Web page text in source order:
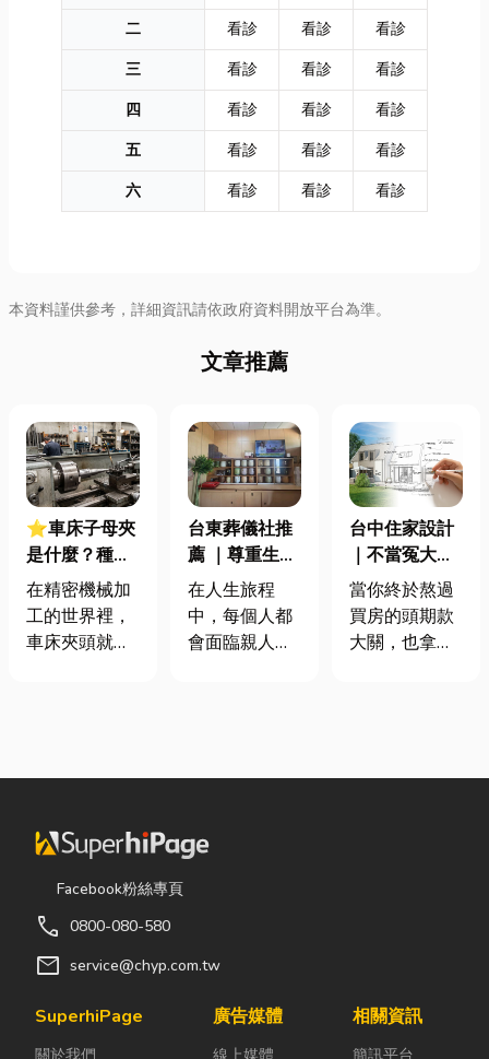
二
看診 看診
看診
三
看診 看診
看診
四
看診 看診
看診
五
看診 看診
看診
六
看診 看診 看診
本資料謹供參考，詳細資訊請依政府資料開放平台為準。
文章推薦
⭐車床子母夾
是什麼？種
類、規格挑選
與台灣採購推
薦完整指南
在精密機械加
工的世界裡，
車床夾頭就像
的工件。然
到少量多樣、
異形材或精密
棒材的訂單
往往需要耗費
大量時間拆裝
這時，車床子
台東葬儀社推
薦 ｜尊重生
命、貼心陪伴
每一段告別
在人生旅程
中，每個人都
會面臨親人離
儀社，不只是
屬在艱難時刻
禮儀規劃、告
後續的行政協
台中住家設計
｜不當冤大
頭！教你新家
該如何聰明裝
潢！
當你終於熬過
買房的頭期款
大關，也拿到
經浮現各種美
等一下！在踩
Facebook粉絲專頁
call 0800-080-580
mail service@chyp.com.tw
SuperhiPage
關於我們
廣告媒體
線上媒體
相關資訊
簡訊平台